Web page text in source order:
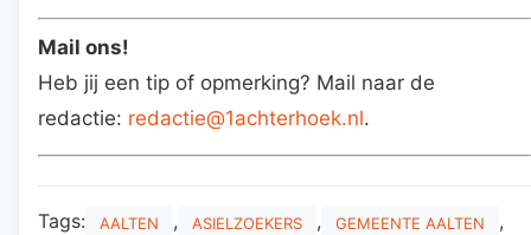
Mail ons!
Heb jij een tip of opmerking? Mail naar de
redactie: redactie@1achterhoek.nl.
Tags: AALTEN , ASIELZOEKERS , GEMEENTE AALTEN ,